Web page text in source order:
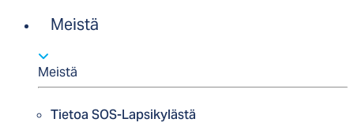
Meistä
Meistä
Tietoa SOS-Lapsikylästä